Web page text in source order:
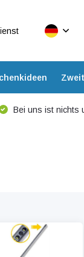
Bei uns ist nichts